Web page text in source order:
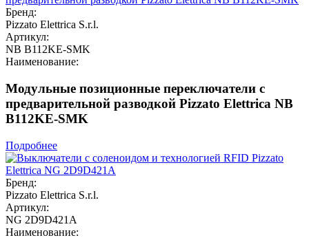
Бренд:
Pizzato Elettrica S.r.l.
Артикул:
NB B112KE-SMK
Наименование:
Модульные позиционные переключатели с
предварительной разводкой Pizzato Elettrica NB
B112KE-SMK
Подробнее
Бренд:
Pizzato Elettrica S.r.l.
Артикул:
NG 2D9D421A
Наименование: